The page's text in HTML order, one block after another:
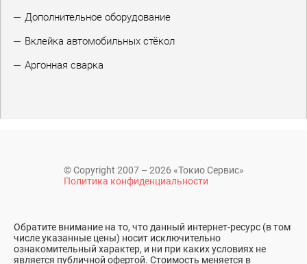
Дополнительное оборудование
Вклейка автомобильных стёкол
Аргонная сварка
© Copyright 2007 – 2026 «Токио Сервис»
Политика конфиденциальности
Обратите внимание на то, что данный интернет-ресурс (в том
числе указанные цены) носит исключительно
ознакомительный характер, и ни при каких условиях не
является публичной офертой. Стоимость меняется в